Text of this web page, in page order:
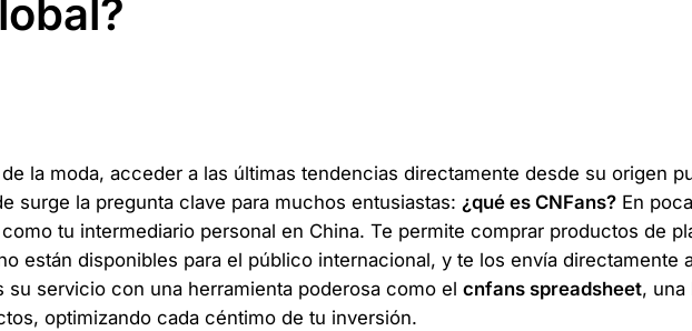
la moda, acceder a las últimas tendencias directamente desde su origen
surge la pregunta clave para muchos entusiastas: ¿qué es CNFans? En
tu intermediario personal en China. Te permite comprar productos de
están disponibles para el público internacional, y te los envía directamente
servicio con una herramienta poderosa como el cnfans spreadsheet, una
optimizando cada céntimo de tu inversión.